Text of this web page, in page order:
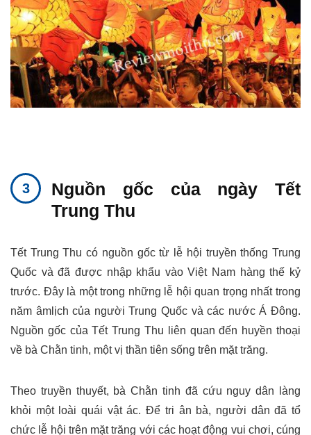
Nguồn gốc của ngày Tết
Trung Thu
Tết Trung Thu có nguồn gốc từ lễ hội truyền thống Trung
Quốc và đã được nhập khẩu vào Việt Nam hàng thế kỷ
trước. Đây là một trong những lễ hội quan trọng nhất trong
năm âmlịch của người Trung Quốc và các nước Á Đông.
Nguồn gốc của Tết Trung Thu liên quan đến huyền thoại
về bà Chằn tinh, một vị thần tiên sống trên mặt trăng.
Theo truyền thuyết, bà Chằn tinh đã cứu nguy dân làng
khỏi một loài quái vật ác. Để tri ân bà, người dân đã tổ
chức lễ hội trên mặt trăng với các hoạt động vui chơi, cúng